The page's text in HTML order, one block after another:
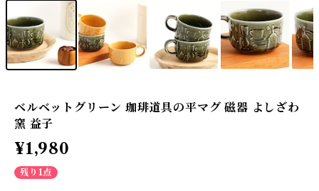
ベルベットグリーン 珈琲道具の平マグ 磁器 よしざわ
窯 益子
¥1,980
残り1点